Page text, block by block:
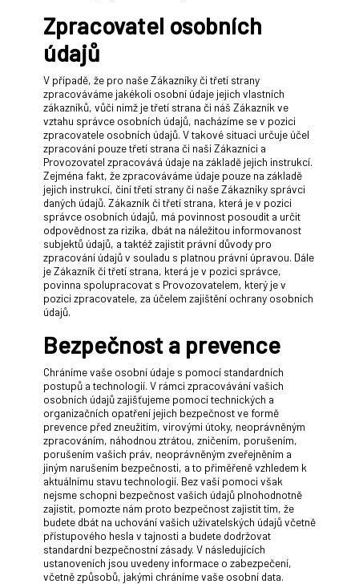
Zpracovatel osobních
údajů
V případě, že pro naše Zákazníky či třetí strany
zpracováváme jakékoli osobní údaje jejich vlastních
zákazníků, vůči nimž je třetí strana či náš Zákazník ve
vztahu správce osobních údajů, nacházíme se v pozici
zpracovatele osobních údajů. V takové situaci určuje účel
zpracování pouze třetí strana či naši Zákazníci a
Provozovatel zpracovává údaje na základě jejich instrukcí.
Zejména fakt, že zpracováváme údaje pouze na základě
jejich instrukcí, činí třetí strany či naše Zákazníky správci
daných údajů. Zákazník či třetí strana, která je v pozici
správce osobních údajů, má povinnost posoudit a určit
odpovědnost za rizika, dbát na náležitou informovanost
subjektů údajů, a taktéž zajistit právní důvody pro
zpracování údajů v souladu s platnou právní úpravou. Dále
je Zákazník či třetí strana, která je v pozici správce,
povinna spolupracovat s Provozovatelem, který je v
pozici zpracovatele, za účelem zajištění ochrany osobních
údajů.
Bezpečnost a prevence
Chráníme vaše osobní údaje s pomocí standardních
postupů a technologií. V rámci zpracovávání vašich
osobních údajů zajišťujeme pomocí technických a
organizačních opatření jejich bezpečnost ve formě
prevence před zneužitím, virovými útoky, neoprávněným
zpracováním, náhodnou ztrátou, zničením, porušením,
porušením vašich práv, neoprávněným zveřejněním a
jiným narušením bezpečnosti, a to přiměřeně vzhledem k
aktuálnímu stavu technologií. Bez vaší pomoci však
nejsme schopni bezpečnost vašich údajů plnohodnotně
zajistit, pomozte nám proto bezpečnost zajistit tím, že
budete dbát na uchování vašich uživatelských údajů včetně
přístupového hesla v tajnosti a budete dodržovat
standardní bezpečnostní zásady. V následujících
ustanoveních jsou uvedeny informace o zabezpečení,
včetně způsobů, jakými chráníme vaše osobní data.